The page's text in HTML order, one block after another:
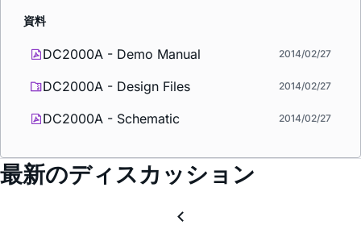
資料
DC2000A - Demo Manual 2014/02/27
DC2000A - Design Files 2014/02/27
DC2000A - Schematic 2014/02/27
最新のディスカッション